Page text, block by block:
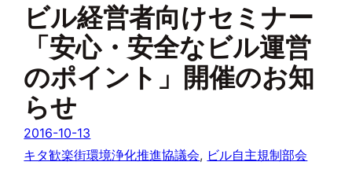
ビル経営者向けセミナー
「安心・安全なビル運営
のポイント」開催のお知
らせ
2016-10-13
キタ歓楽街環境浄化推進協議会, ビル自主規制部会